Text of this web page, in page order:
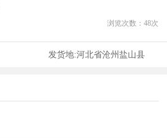
浏览次数： 48次
发货地:河北省沧州盐山县